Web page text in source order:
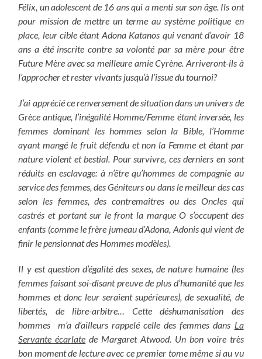
Félix, un adolescent de 16 ans qui a menti sur son âge. Ils ont
pour mission de mettre un terme au système politique en
place, leur cible étant Adona Katanos qui venant d’avoir 18
ans a été inscrite contre sa volonté par sa mère pour être
Future Mère avec sa meilleure amie Cyrène. Arriveront-ils à
l’approcher et rester vivants jusqu’à l’issue du tournoi?
J’ai apprécié ce renversement de situation dans un univers de
Grèce antique, l’inégalité Homme/Femme étant inversée, les
femmes dominant les hommes selon la Bible, l’Homme
ayant mangé le fruit défendu et non la Femme et étant par
nature violent et bestial. Pour survivre, ces derniers en sont
réduits en esclavage: à n’être qu’hommes de compagnie au
service des femmes, des Géniteurs ou dans le meilleur des cas
selon les femmes, des contremaîtres ou des Oncles qui
castrés et portant sur le front la marque O s’occupent des
enfants (comme le frère jumeau d’Adona, Adonis qui vient de
finir le pensionnat des Hommes modèles).
Il y est question d’égalité des sexes, de nature humaine (les
femmes faisant soi-disant preuve de plus d’humanité que les
hommes et donc leur seraient supérieures), de sexualité, de
libertés, de libre-arbitre… Cette déshumanisation des
hommes m’a d’ailleurs rappelé celle des femmes dans La
Servante écarlate de Margaret Atwood. Un bon voire très
bon moment de lecture avec ce premier tome même si au vu